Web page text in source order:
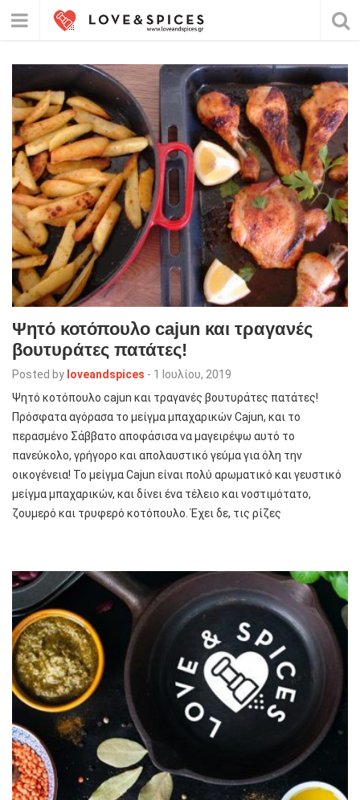
Ψητό κοτόπουλο cajun και τραγανές
βουτυράτες πατάτες!
Posted by loveandspices - 1 Ιουλίου, 2019
Ψητό κοτόπουλο cajun και τραγανές βουτυράτες πατάτες!
Πρόσφατα αγόρασα το μείγμα μπαχαρικών Cajun, και το
περασμένο Σάββατο αποφάσισα να μαγειρέψω αυτό το
πανεύκολο, γρήγορο και απολαυστικό γεύμα για όλη την
οικογένεια! Το μείγμα Cajun είναι πολύ αρωματικό και γευστικό
μείγμα μπαχαρικών, και δίνει ένα τέλειο και νοστιμότατο,
ζουμερό και τρυφερό κοτόπουλο. Έχει δε, τις ρίζες